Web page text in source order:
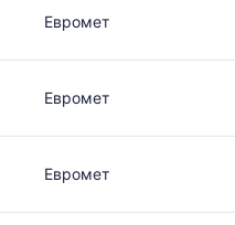
Евромет
Евромет
Евромет